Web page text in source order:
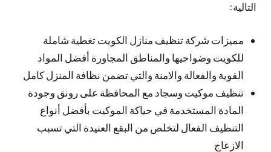
التالية:
مميزات شركة تنظيف منازل الكويت تغطية شاملة
للكويت وضواحيها والمناطق المجاورة أفضل المواد
القوية والفعالة والامنة والتي تضمن نظافة المنزل كامل
تنظيف موكيت وسجاد مع المحافظة على رونق وجودة
المادة المستخدمة في حياكة الموكيت بأفضل أنواع
التنظيف الفعال لتخلص من البقع العنيدة التي تسبب
الازعاج